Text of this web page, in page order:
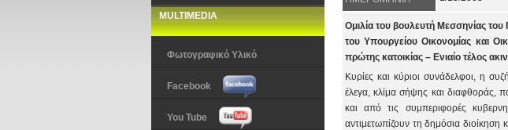
MULTIMEDIA
Φωτογραφικό Υλικό
Facebook
You Tube
Ομιλία του βουλευτή Μεσσηνίας
του Υπουργείου Οικονομίας και
πρώτης κατοικίας – Ενιαίο τέλος
Κυρίες και κύριοι συνάδελφοι, η
έλεγα, κλίμα σήψης και διαφθοράς,
και από τις συμπεριφορές
αντιμετωπίζουν τη δημόσια